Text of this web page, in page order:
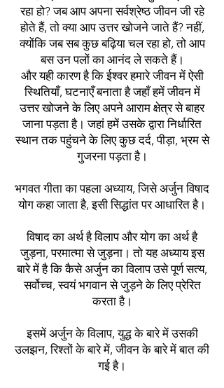
रहा हो? जब आप अपना सर्वश्रेष्ठ जीवन जी रहे
होते हैं, तो क्या आप उत्तर खोजने जाते हैं? नहीं,
क्योंकि जब सब कुछ बढ़िया चल रहा हो, तो आप
बस उन पलों का आनंद ले सकते हैं।
और यही कारण है कि ईश्वर हमारे जीवन में ऐसी
स्थितियाँ, घटनाएँ बनाता है जहाँ हमें जीवन में
उत्तर खोजने के लिए अपने आराम क्षेत्र से बाहर
जाना पड़ता है। जहां हमें उसके द्वारा निर्धारित
स्थान तक पहुंचने के लिए कुछ दर्द, पीड़ा, भ्रम से
गुजरना पड़ता है।
भगवत गीता का पहला अध्याय, जिसे अर्जुन विषाद
योग कहा जाता है, इसी सिद्धांत पर आधारित है।
विषाद का अर्थ है विलाप और योग का अर्थ है
जुड़ना, परमात्मा से जुड़ना। तो यह अध्याय इस
बारे में है कि कैसे अर्जुन का विलाप उसे पूर्ण सत्य,
सर्वोच्च, स्वयं भगवान से जुड़ने के लिए प्रेरित
करता है।
इसमें अर्जुन के विलाप, युद्ध के बारे में उसकी
उलझन, रिश्तों के बारे में, जीवन के बारे में बात की
गई है।